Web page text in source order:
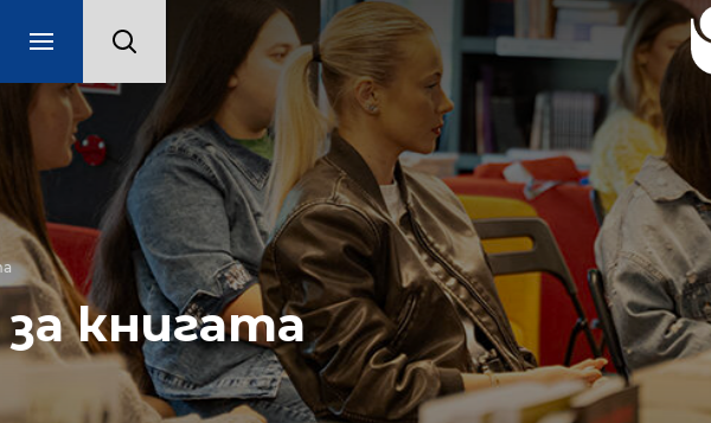
Център за книгата
Център за книгата